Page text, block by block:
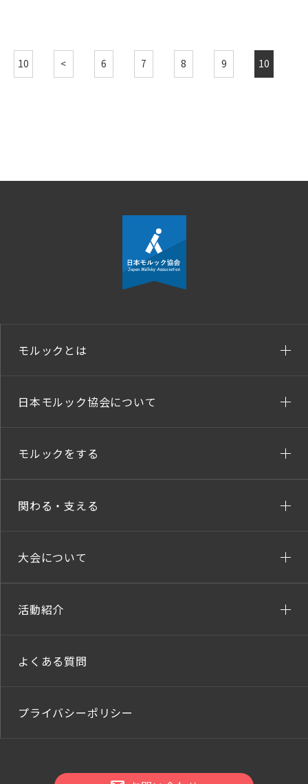
10 < 6 7 8 9 10
モルックとは
日本モルック協会について
モルックをする
関わる・支える
大会について
活動紹介
よくある質問
プライバシーポリシー